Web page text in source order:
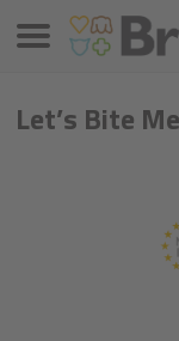
Let’s Bite
Menü